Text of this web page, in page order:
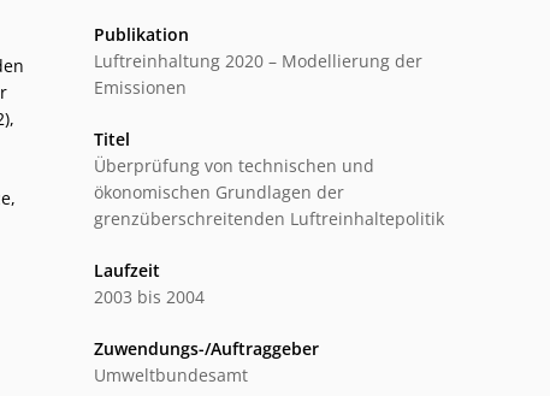
Publikation
Luftreinhaltung 2020 – Modellierung der
Emissionen
Titel
Überprüfung von technischen und
ökonomischen Grundlagen der
grenzüberschreitenden Luftreinhaltepolitik
Laufzeit
2003 bis 2004
Zuwendungs-/Auftraggeber
Umweltbundesamt